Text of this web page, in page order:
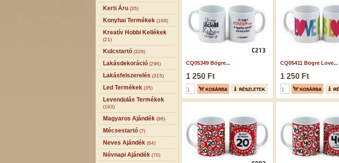
Kerti Áru (35)
Konyhai Termékek (168)
Kreatív Hobbi Kellékek
(21)
Kulcstartó (329)
Lakásdekoráció (296)
Lakásfelszerelés (315)
Led Termékek (35)
Levendulás Termékek
(163)
Magyaros Ajándék (96)
Mécsestartó (7)
Neves Ajándék (64)
Névnapi Ajándék (70)
CQ05349 Bögre...
1 250 Ft
CQ05411 Bögre Love...
1 250 Ft